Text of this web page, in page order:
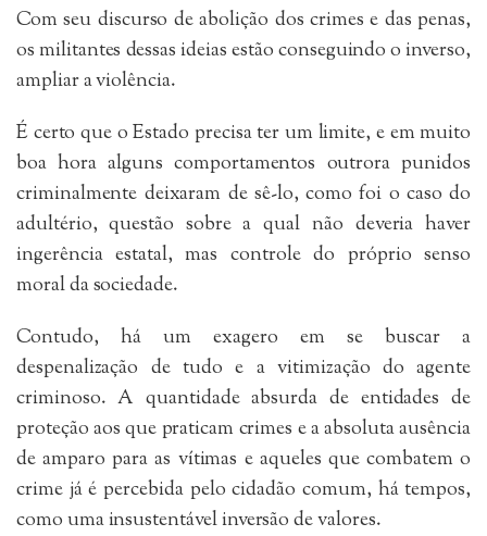
Com seu discurso de abolição dos crimes e das penas,
os militantes dessas ideias estão conseguindo o inverso,
ampliar a violência.
É certo que o Estado precisa ter um limite, e em muito
boa hora alguns comportamentos outrora punidos
criminalmente deixaram de sê-lo, como foi o caso do
adultério, questão sobre a qual não deveria haver
ingerência estatal, mas controle do próprio senso
moral da sociedade.
Contudo, há um exagero em se buscar a
despenalização de tudo e a vitimização do agente
criminoso. A quantidade absurda de entidades de
proteção aos que praticam crimes e a absoluta ausência
de amparo para as vítimas e aqueles que combatem o
crime já é percebida pelo cidadão comum, há tempos,
como uma insustentável inversão de valores.